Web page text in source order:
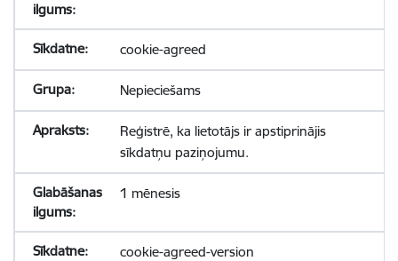
cookie-agreed
Nepieciešams
Reģistrē, ka lietotājs ir apstiprinājis
sīkdatņu paziņojumu.
1 mēnesis
cookie-agreed-version